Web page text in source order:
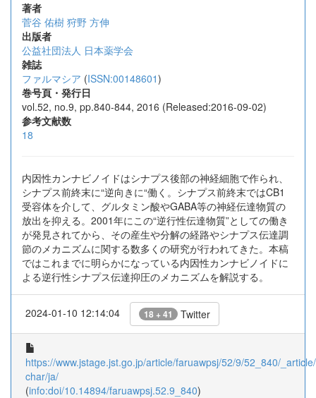
著者
菅谷 佑樹 狩野 方伸
出版者
公益社団法人 日本薬学会
雑誌
ファルマシア (ISSN:00148601)
巻号頁・発行日
vol.52, no.9, pp.840-844, 2016 (Released:2016-09-02)
参考文献数
18
内因性カンナビノイドはシナプス後部の神経細胞で作られ、
シナプス前終末に“逆向きに“働く。シナプス前終末ではCB1
受容体を介して、グルタミン酸やGABA等の神経伝達物質の
放出を抑える。2001年にこの“逆行性伝達物質”としての働き
が発見されてから、その産生や分解の経路やシナプス伝達調
節のメカニズムに関する数多くの研究が行われてきた。本稿
ではこれまでに明らかになっている内因性カンナビノイドに
よる逆行性シナプス伝達抑圧のメカニズムを解説する。
2024-01-10 12:14:04 18 + 41 Twitter
https://www.jstage.jst.go.jp/article/faruawpsj/52/9/52_840/
char/ja/
(info:doi/10.14894/faruawpsj.52.9_840)